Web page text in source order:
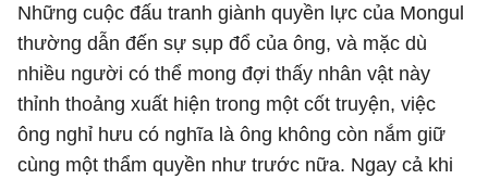
Những cuộc đấu tranh giành quyền lực của Mongul
thường dẫn đến sự sụp đổ của ông, và mặc dù
nhiều người có thể mong đợi thấy nhân vật này
thỉnh thoảng xuất hiện trong một cốt truyện, việc
ông nghỉ hưu có nghĩa là ông không còn nắm giữ
cùng một thẩm quyền như trước nữa. Ngay cả khi